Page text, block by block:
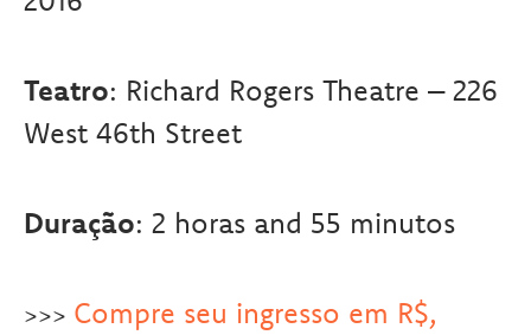
Teatro: Richard Rogers Theatre – 226
West 46th Street
Duração: 2 horas and 55 minutos
>>> Compre seu ingresso em R$,